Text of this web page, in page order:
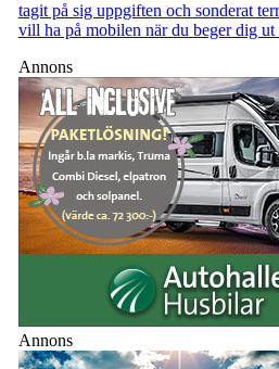
tagit på sig uppgiften och sonderat
vill ha på mobilen när du beger dig ut
Annons
Annons